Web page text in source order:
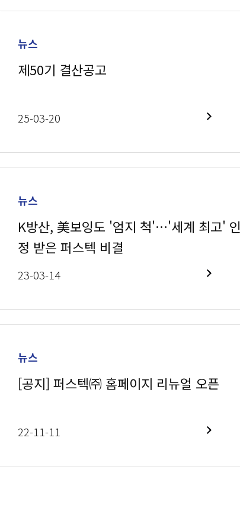
뉴스
제50기 결산공고
25-03-20
뉴스
K방산, 美보잉도 '엄지 척'…'세계 최고' 인
정 받은 퍼스텍 비결
23-03-14
뉴스
[공지] 퍼스텍㈜ 홈페이지 리뉴얼 오픈
22-11-11